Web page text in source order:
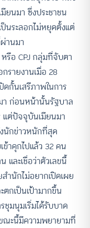
ยนมา ซึ่งประชาชน
นระลอกไม่หยุดตั้งแต่
านมา
รือ CPJ กลุ่มที่จับตา
รายงานเมื่อ 28
กั้นเสรีภาพในการ
า ก่อนหน้านั้นรัฐบาล
แต่ปัจจุบันเมียนมา
นักข่าวหนักที่สุด
าคุกไปแล้ว 32 คน
และเชื่อว่าตัวเลขนี้
ำนักไม่อยากเปิดเผย
ตกเป็นเป้ามากขึ้น
ชุมนุมเริ่มได้รับบาด
ณะนี้มีความพยายามที่